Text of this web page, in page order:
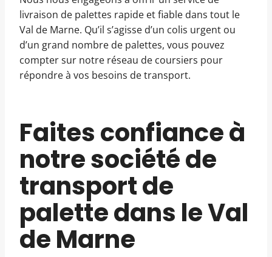
livraison de palettes rapide et fiable dans tout le
Val de Marne. Qu’il s’agisse d’un colis urgent ou
d’un grand nombre de palettes, vous pouvez
compter sur notre réseau de coursiers pour
répondre à vos besoins de transport.
Faites confiance à
notre société de
transport de
palette dans le Val
de Marne